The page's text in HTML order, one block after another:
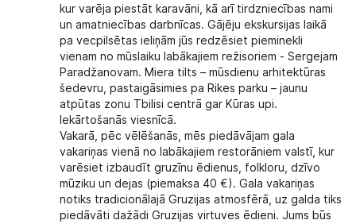
kur varēja piestāt karavāni, kā arī tirdzniecības nami
un amatniecības darbnīcas. Gājēju ekskursijas laikā
pa vecpilsētas ieliņām jūs redzēsiet pieminekli
vienam no mūslaiku labākajiem režisoriem - Sergejam
Paradžanovam. Miera tilts – mūsdienu arhitektūras
šedevru, pastaigāsimies pa Rikes parku – jaunu
atpūtas zonu Tbilisi centrā gar Kūras upi.
Iekārtošanās viesnīcā.
Vakarā, pēc vēlēšanās, mēs piedāvājam gala
vakariņas vienā no labākajiem restorāniem valstī, kur
varēsiet izbaudīt gruzīnu ēdienus, folkloru, dzīvo
mūziku un dejas (piemaksa 40 €). Gala vakariņas
notiks tradicionālajā Gruzijas atmosfērā, uz galda tiks
piedāvāti dažādi Gruzijas virtuves ēdieni. Jums būs